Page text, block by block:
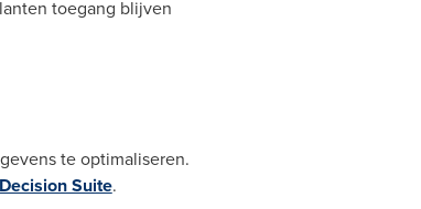
toegang blijven
te optimaliseren.
Suite.